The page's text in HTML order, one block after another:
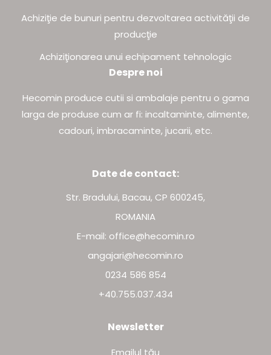
Despre noi
Hecomin produce cutii si ambalaje pentru o gama
larga de produse cum ar fi: incaltaminte, alimente,
cadouri, imbracaminte, jucarii, etc.
Newsletter
Emailul tău
Date de contact:
Str. Bradului, Bacau, CP 600245,
ROMANIA
E-mail: office@hecomin.ro
angajari@hecomin.ro
0234 586 854
+40.755.037.434
Achiziţie de bunuri pentru dezvoltarea activităţii de
producţie
Achiziţionarea unui echipament tehnologic